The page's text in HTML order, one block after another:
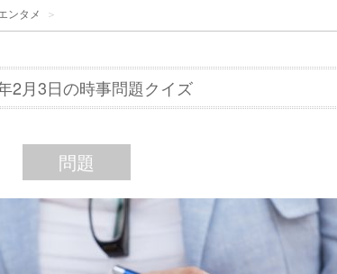
ンタメ ＞
2月3日の時事問題クイズ
問題